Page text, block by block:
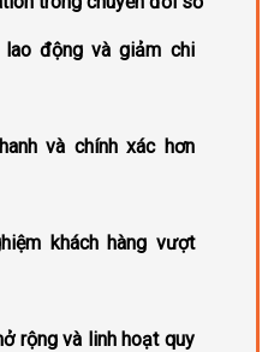
động và giảm chi
và chính xác hơn
khách hàng vượt
rộng và linh hoạt quy